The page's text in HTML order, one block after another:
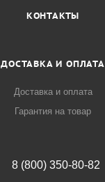
КОНТАКТЫ
ДОСТАВКА И ОПЛАТА
Доставка и оплата
Гарантия на товар
8 (800) 350-80-82